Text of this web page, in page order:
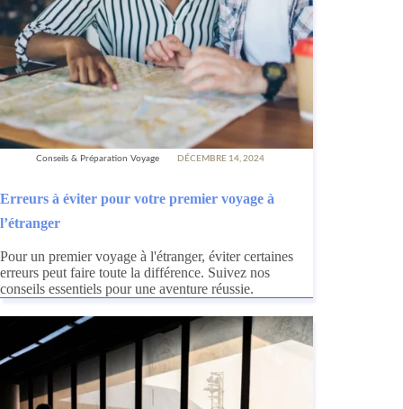
Conseils & Préparation Voyage DÉCEMBRE 14, 2024
Erreurs à éviter pour votre premier voyage à
l’étranger
Pour un premier voyage à l'étranger, éviter certaines
erreurs peut faire toute la différence. Suivez nos
conseils essentiels pour une aventure réussie.